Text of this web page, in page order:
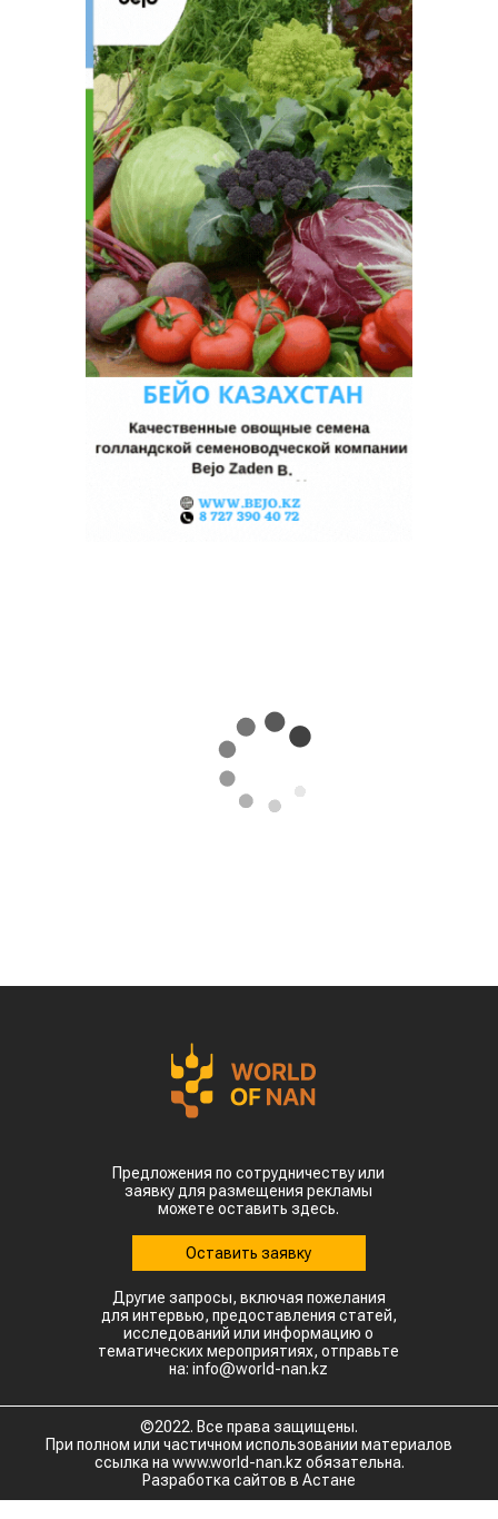
Предложения по сотрудничеству или
заявку для размещения рекламы
можете оставить здесь.
Оставить заявку
Другие запросы, включая пожелания
для интервью, предоставления статей,
исследований или информацию о
тематических мероприятиях, отправьте
на: info@world-nan.kz
©2022. Все права защищены.
При полном или частичном использовании материалов
ссылка на www.world-nan.kz обязательна.
Разработка сайтов в Астане